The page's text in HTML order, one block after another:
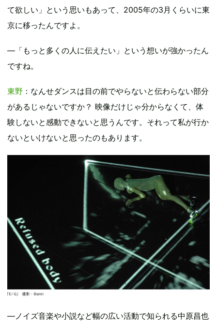
て欲しい」という思いもあって、2005年の3月くらいに東
京に移ったんですよ。
―「もっと多くの人に伝えたい」という想いが強かったん
ですね。
東野 ：なんせダンスは目の前でやらないと伝わらない部分
があるじゃないですか？ 映像だけじゃ分からなくて、体
験しないと感動できないと思うんです。それって私が行か
ないといけないと思ったのもあります。
―ノイズ音楽や小説など幅の広い活動で知られる中原昌也